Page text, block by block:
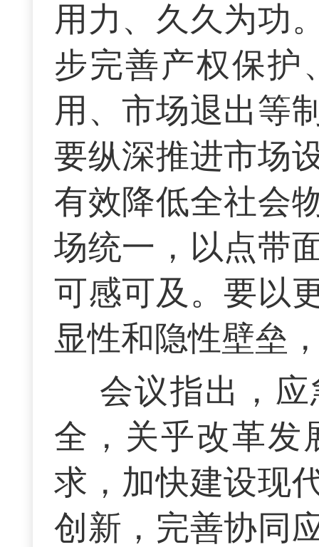
用力、久久为功
步完善产权保护
用、市场退出等
要纵深推进市场
有效降低全社会
场统一，以点带
可感可及。要以
显性和隐性壁垒
会议指出，
全，关乎改革发
求，加快建设现
创新，完善协同